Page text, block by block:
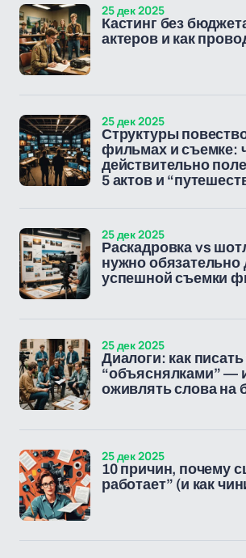
Кастинг без
актеров и как
25 дек 2025
Структуры
фильмах и съемке:
действительно
5 актов и
25 дек 2025
Раскадровка vs
нужно обязательно
успешной съемки
25 дек 2025
Диалоги: как
“объяснялками” —
оживлять слова на
25 дек 2025
10 причин, почему
работает” (и как
25 дек 2025